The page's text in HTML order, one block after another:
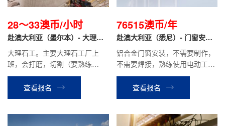
28～33澳币/小时
赴澳大利亚（墨尔本）- 大理石
大理石工。主要大理石工厂上
班，会打磨，切割（要熟练
工），少部分安装。
查看报名
76515澳币/年
赴澳大利亚（悉尼）- 门窗安装
铝合金门窗安装，不需要制作，
不需要焊接，熟练使用电动工具
都可。熟练工需要有相关工作经
验1年。不是熟练工也可做过建
筑、装修和装配相关工作的即
查看报名